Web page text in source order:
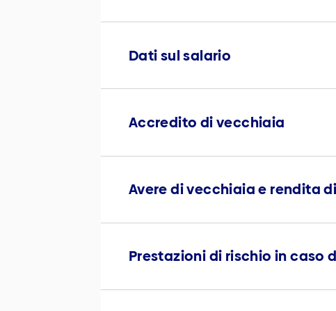
Dati sul salario
Accredito di vecchiaia
Avere di vecchiaia e rendita
Prestazioni di rischio in caso